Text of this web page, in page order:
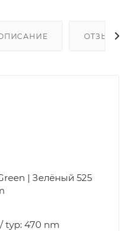
ОТЗЫВЫ
| Зелёный 525
typ: 470 nm